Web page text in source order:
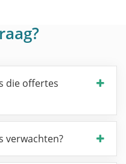
die offertes
verwachten?